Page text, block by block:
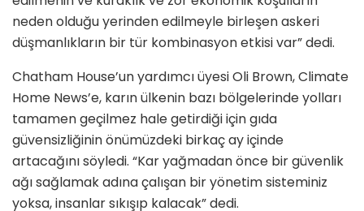
neden olduğu yerinden edilmeyle birleşen askeri
düşmanlıkların bir tür kombinasyon etkisi var” dedi.
Chatham House’un yardımcı üyesi Oli Brown, Climate
Home News’e, karın ülkenin bazı bölgelerinde yolları
tamamen geçilmez hale getirdiği için gıda
güvensizliğinin önümüzdeki birkaç ay içinde
artacağını söyledi. “Kar yağmadan önce bir güvenlik
ağı sağlamak adına çalışan bir yönetim sisteminiz
yoksa, insanlar sıkışıp kalacak” dedi.